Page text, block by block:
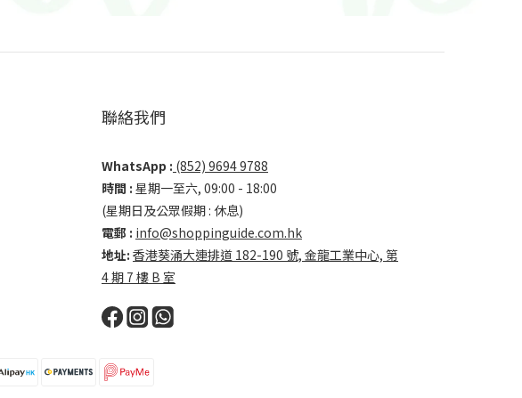
聯絡我們
WhatsApp : (852) 9694 9788
時間 : 星期一至六, 09:00 - 18:00
(星期日及公眾假期 : 休息)
電郵 : info@shoppinguide.com.hk
地址: 香港葵涌大連排道 182-190 號, 金龍工業中心, 第
4 期 7 樓 B 室